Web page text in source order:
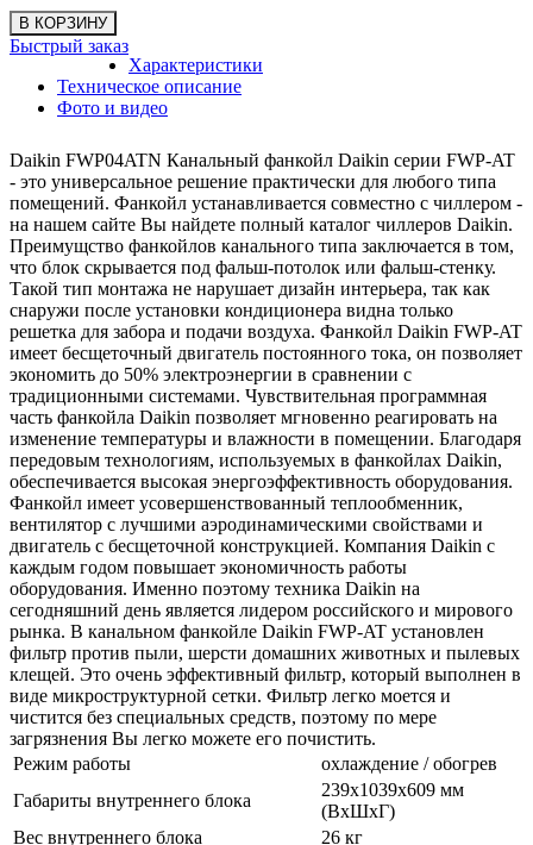
Быстрый заказ
Характеристики
Техническое описание
Фото и видео
Daikin FWP04ATN Канальный фанкойл Daikin серии FWP-AT
- это универсальное решение практически для любого типа
помещений. Фанкойл устанавливается совместно с чиллером -
на нашем сайте Вы найдете полный каталог чиллеров Daikin.
Преимущство фанкойлов канального типа заключается в том,
что блок скрывается под фальш-потолок или фальш-стенку.
Такой тип монтажа не нарушает дизайн интерьера, так как
снаружи после установки кондиционера видна только
решетка для забора и подачи воздуха. Фанкойл Daikin FWP-AT
имеет бесщеточный двигатель постоянного тока, он позволяет
экономить до 50% электроэнергии в сравнении с
традиционными системами. Чувствительная программная
часть фанкойла Daikin позволяет мгновенно реагировать на
изменение температуры и влажности в помещении. Благодаря
передовым технологиям, используемых в фанкойлах Daikin,
обеспечивается высокая энергоэффективность оборудования.
Фанкойл имеет усовершенствованный теплообменник,
вентилятор с лучшими аэродинамическими свойствами и
двигатель с бесщеточной конструкцией. Компания Daikin с
каждым годом повышает экономичность работы
оборудования. Именно поэтому техника Daikin на
сегодняшний день является лидером российского и мирового
рынка. В канальном фанкойле Daikin FWP-AT установлен
фильтр против пыли, шерсти домашних животных и пылевых
клещей. Это очень эффективный фильтр, который выполнен в
виде микроструктурной сетки. Фильтр легко моется и
чистится без специальных средств, поэтому по мере
загрязнения Вы легко можете его почистить.
Режим работы
охлаждение / обогрев
Габариты внутреннего блока
239x1039x609 мм
(ВхШхГ)
Вес внутреннего блока
26 кг